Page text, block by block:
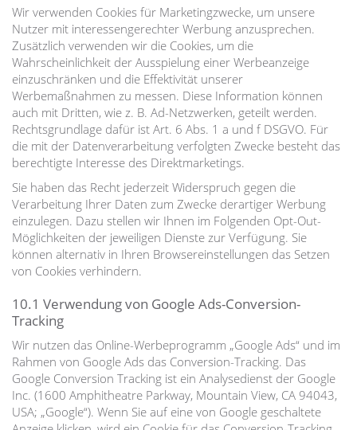
Wir verwenden Cookies für Marketingzwecke, um unsere
Nutzer mit interessengerechter Werbung anzusprechen.
Zusätzlich verwenden wir die Cookies, um die
Wahrscheinlichkeit der Ausspielung einer Werbeanzeige
einzuschränken und die Effektivität unserer
Werbemaßnahmen zu messen. Diese Information können
auch mit Dritten, wie z. B. Ad-Netzwerken, geteilt werden.
Rechtsgrundlage dafür ist Art. 6 Abs. 1 a und f DSGVO. Für
die mit der Datenverarbeitung verfolgten Zwecke besteht das
berechtigte Interesse des Direktmarketings.
Sie haben das Recht jederzeit Widerspruch gegen die
Verarbeitung Ihrer Daten zum Zwecke derartiger Werbung
einzulegen. Dazu stellen wir Ihnen im Folgenden Opt-Out-
Möglichkeiten der jeweiligen Dienste zur Verfügung. Sie
können alternativ in Ihren Browsereinstellungen das Setzen
von Cookies verhindern.
10.1 Verwendung von Google Ads-Conversion-
Tracking
Wir nutzen das Online-Werbeprogramm „Google Ads“ und im
Rahmen von Google Ads das Conversion-Tracking. Das
Google Conversion Tracking ist ein Analysedienst der Google
Inc. (1600 Amphitheatre Parkway, Mountain View, CA 94043,
USA; „Google“). Wenn Sie auf eine von Google geschaltete